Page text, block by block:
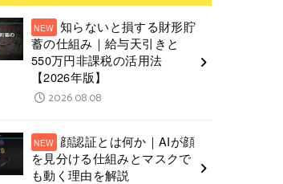
知らないと損する財形貯
蓄の仕組み｜給与天引きと
550万円非課税の活用法
【2026年版】
2026.08.08
顔認証とは何か｜AIが顔
を見分ける仕組みとマスクで
も動く理由を解説